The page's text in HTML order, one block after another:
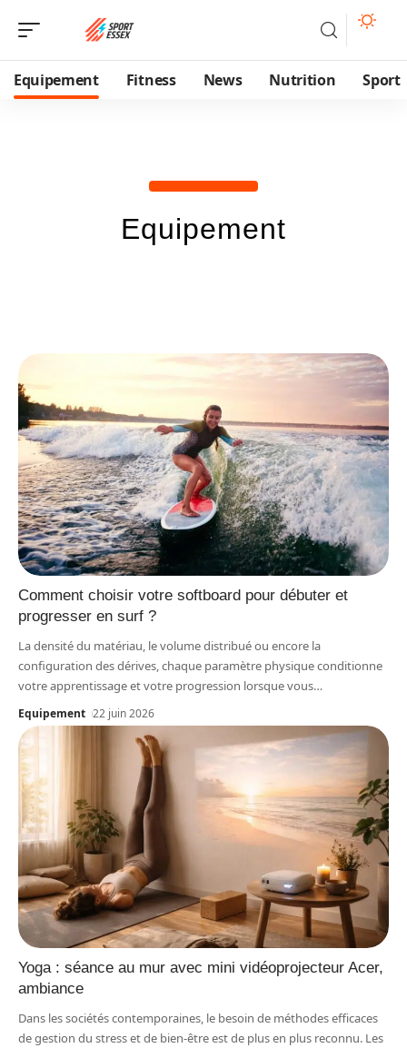
Equipement Fitness News Nutrition Sport
Equipement
Comment choisir votre softboard pour débuter et
progresser en surf ?
La densité du matériau, le volume distribué ou encore la
configuration des dérives, chaque paramètre physique conditionne
votre apprentissage et votre progression lorsque vous…
Equipement 22 juin 2026
Yoga : séance au mur avec mini vidéoprojecteur Acer,
ambiance
Dans les sociétés contemporaines, le besoin de méthodes efficaces
de gestion du stress et de bien-être est de plus en plus reconnu. Les